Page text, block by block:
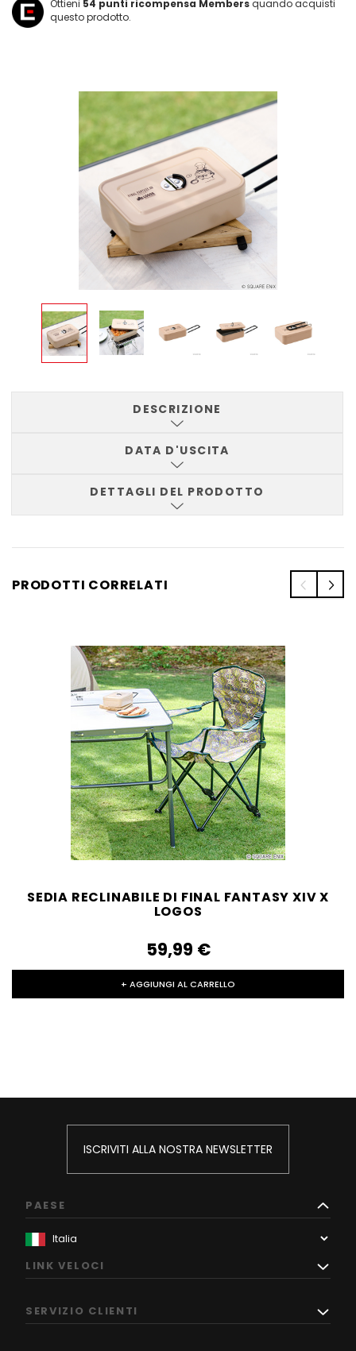
Ottieni 54 punti ricompensa Membersquando acquisti
questo prodotto.
DESCRIZIONE
DATA D'USCITA
DETTAGLI DEL PRODOTTO
PRODOTTI CORRELATI
SEDIA RECLINABILE DI FINAL FANTASY XIV X
LOGOS
59,99‎ ‎€
+ AGGIUNGI AL CARRELLO
ISCRIVITI ALLA NOSTRA NEWSLETTER
PAESE
LINK VELOCI
SERVIZIO CLIENTI